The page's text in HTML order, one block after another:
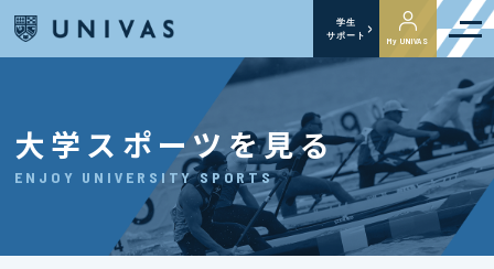
学生
サポート
My UNIVAS
大学スポーツを見る
ENJOY UNIVERSITY SPORTS